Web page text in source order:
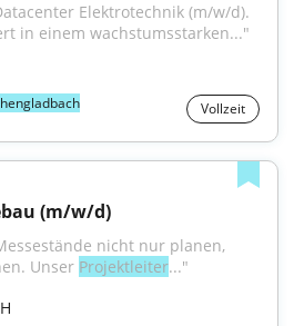
Elektrotechnik (m/w/d).
in einem wachstumsstarken..."
Vollzeit
(m/w/d)
nicht nur planen,
Unser Projektleiter..."